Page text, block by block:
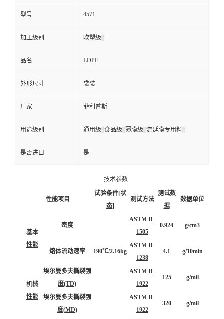
型号 4571
加工级别 吹塑级|||
品名 LDPE
外形尺寸 袋装
厂家 菲利普斯
用途级别 通用级|||食品级|||薄膜级|||流延膜专用料|||
是否进口 是
技术参数
性能项目
试验条件[状
态]
测试方法
测试数
据
数据单位
基本
性能
密度
ASTM D-
1505
0.924 g/cm3
熔体流动速率 190℃/2.16kg
ASTM D-
1238
4.1 g/10min
机械
性能
埃尔曼多夫撕裂强
度(TD)
ASTM D-
1922
125 g/mil
埃尔曼多夫撕裂强
度(MD)
ASTM D-
1922
320 g/mil